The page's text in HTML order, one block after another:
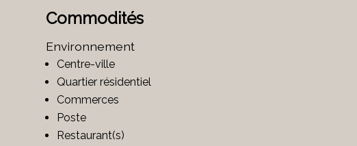
Commodités
Environnement
Centre-ville
Quartier résidentiel
Commerces
Poste
Restaurant(s)